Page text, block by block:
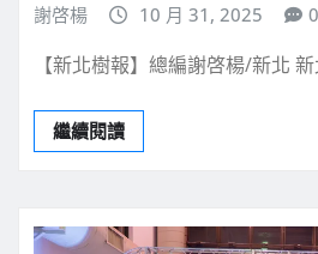
謝啓楊 10 月 31, 2025 0
【新北樹報】總編謝啓楊/新北
繼續閱讀